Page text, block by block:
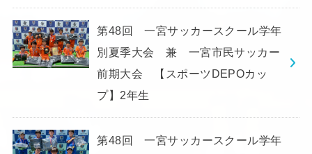
第48回 一宮サッカースクール学年
別夏季大会 兼 一宮市民サッカー
前期大会 【スポーツDEPOカッ
プ】2年生
第48回 一宮サッカースクール学年